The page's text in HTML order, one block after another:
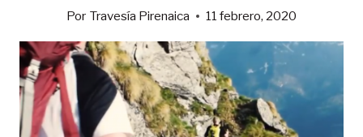
Por Travesía Pirenaica 11 febrero, 2020